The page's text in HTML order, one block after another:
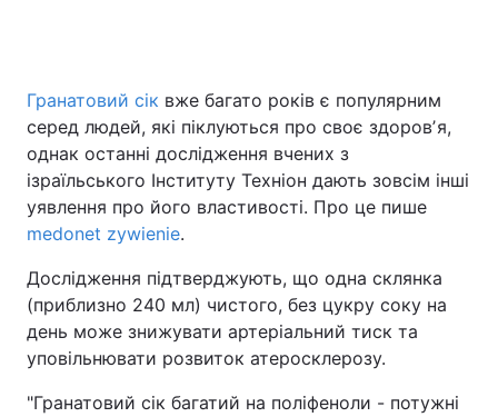
Гранатовий сік вже багато років є популярним
серед людей, які піклуються про своє здоровʼя,
однак останні дослідження вчених з
ізраїльського Інституту Техніон дають зовсім інші
уявлення про його властивості. Про це пише
medonet zywienie.
Дослідження підтверджують, що одна склянка
(приблизно 240 мл) чистого, без цукру соку на
день може знижувати артеріальний тиск та
уповільнювати розвиток атеросклерозу.
"Гранатовий сік багатий на поліфеноли - потужні